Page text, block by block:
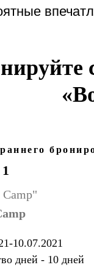
«
10.07.2021
дней - 10 дней